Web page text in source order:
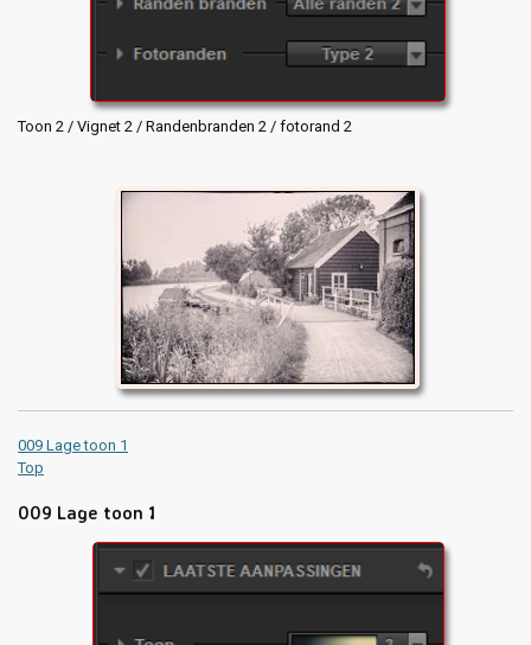
Toon 2 / Vignet 2 / Randenbranden 2 / fotorand 2
009 Lage toon 1
Top
009 Lage toon 1